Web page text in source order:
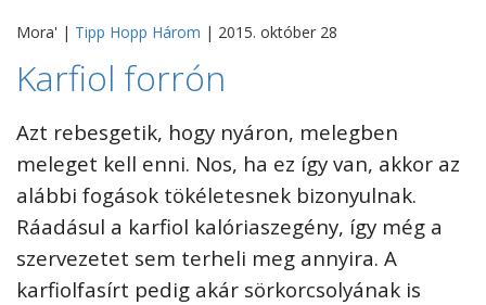
Mora' | Tipp Hopp Három | 2015. október 28
Karfiol forrón
Azt rebesgetik, hogy nyáron, melegben
meleget kell enni. Nos, ha ez így van, akkor az
alábbi fogások tökéletesnek bizonyulnak.
Ráadásul a karfiol kalóriaszegény, így még a
szervezetet sem terheli meg annyira. A
karfiolfasírt pedig akár sörkorcsolyának is